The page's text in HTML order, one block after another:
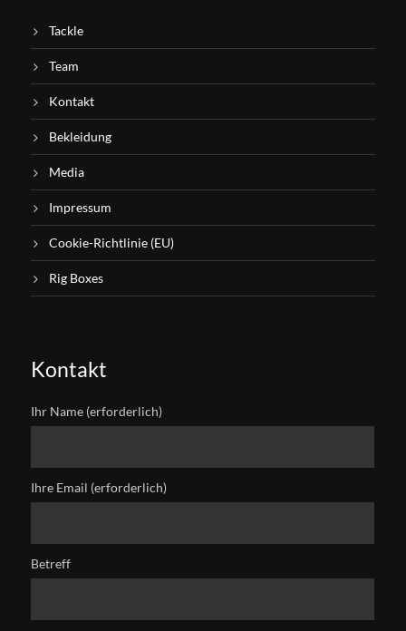
Tackle
Team
Kontakt
Bekleidung
Media
Impressum
Cookie-Richtlinie (EU)
Rig Boxes
Kontakt
Ihr Name (erforderlich)
Ihre Email (erforderlich)
Betreff